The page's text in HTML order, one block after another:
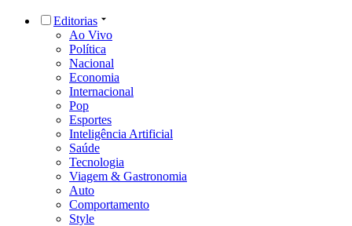
Editorias
Ao Vivo
Política
Nacional
Economia
Internacional
Pop
Esportes
Inteligência Artificial
Saúde
Tecnologia
Viagem & Gastronomia
Auto
Comportamento
Style